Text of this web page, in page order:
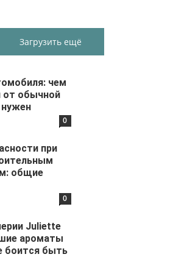
Загрузить ещё
чем
от обычной
0
при
общие
0
Juliette
ароматы
боится быть